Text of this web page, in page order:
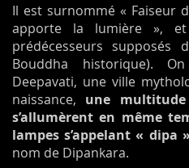
Il est surnommé « Faiseur
apporte la lumière »,
prédécesseurs supposés
Bouddha historique).
Deepavati, une ville
naissance, une
s’allumèrent en même
lampes s’appelant « dipa »
nom de Dipankara.